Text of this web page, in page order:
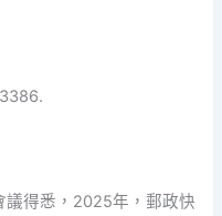
得悉，2025年，郵政快